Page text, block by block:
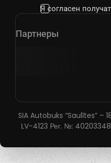
Я согласен
Партнеры
SIA Autobuks “Saulītes” –
LV-4123 Рег. №: